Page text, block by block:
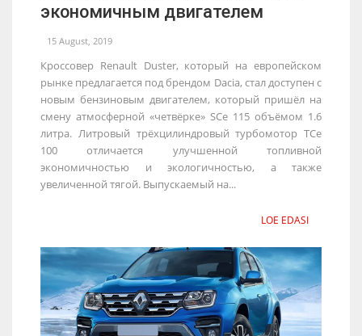
экономичным двигателем
15 August, 2019
Кроссовер Renault Duster, который на европейском
рынке предлагается под брендом Dacia, стал доступен с
новым бензиновым двигателем, который пришёл на
смену атмосферной «четвёрке» SCe 115 объёмом 1.6
литра. Литровый трёхцилиндровый турбомотор TCe
100 отличается улучшенной топливной
экономичностью и экологичностью, а также
увеличенной тягой. Выпускаемый на...
LOE EDASI